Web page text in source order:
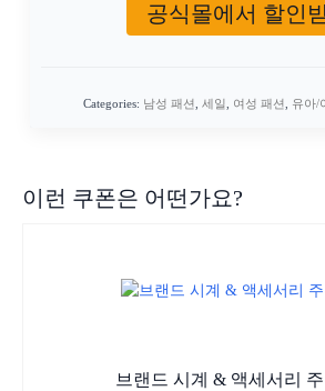
공식몰에서 할인
Categories: 남성 패션 세일 여성 패션 유아/
이런 쿠폰은 어떤가요?
브랜드 시계 & 액세서리